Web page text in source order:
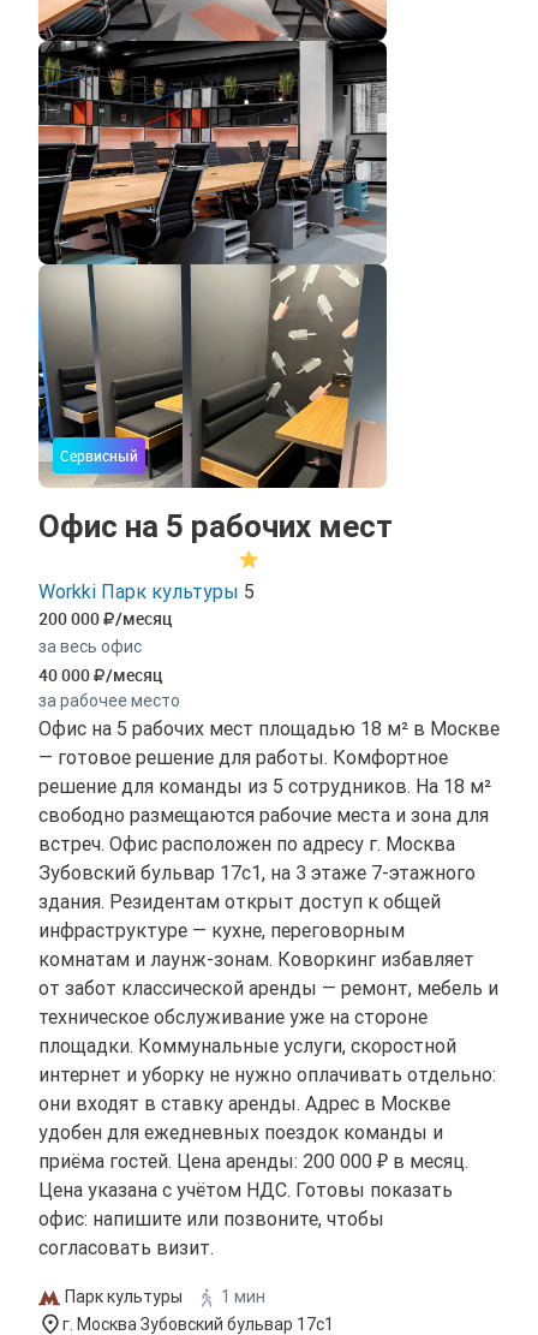
Сервисный
Офис на 5 рабочих мест
Workki Парк культуры 5
200 000 /месяц
за весь офис
40 000 /месяц
за рабочее место
Офис на 5 рабочих мест площадью 18 м² в Москве
— готовое решение для работы. Комфортное
решение для команды из 5 сотрудников. На 18 м²
свободно размещаются рабочие места и зона для
встреч. Офис расположен по адресу г. Москва
Зубовский бульвар 17с1, на 3 этаже 7-этажного
здания. Резидентам открыт доступ к общей
инфраструктуре — кухне, переговорным
комнатам и лаунж-зонам. Коворкинг избавляет
от забот классической аренды — ремонт, мебель и
техническое обслуживание уже на стороне
площадки. Коммунальные услуги, скоростной
интернет и уборку не нужно оплачивать отдельно:
они входят в ставку аренды. Адрес в Москве
удобен для ежедневных поездок команды и
приёма гостей. Цена аренды: 200 000 ₽ в месяц.
Цена указана с учётом НДС. Готовы показать
офис: напишите или позвоните, чтобы
согласовать визит.
Парк культуры
1 мин
г. Москва Зубовский бульвар 17с1